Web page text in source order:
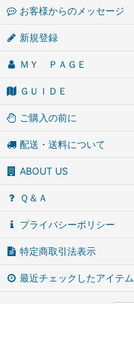
お客様からのメッセージ
新規登録
ＭＹ ＰＡＧＥ
ＧＵＩＤＥ
ご購入の前に
配送・送料について
ABOUT US
Ｑ＆Ａ
プライバシーポリシー
特定商取引法表示
最近チェックしたアイテム